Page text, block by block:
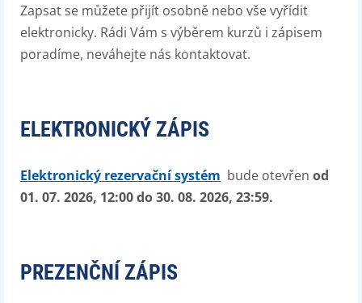
Zapsat se můžete přijít osobně nebo vše vyřídit
elektronicky. Rádi Vám s výběrem kurzů i zápisem
poradíme, neváhejte nás kontaktovat.
ELEKTRONICKÝ ZÁPIS
Elektronický rezervační systém bude otevřen od
01. 07. 2026, 12:00 do 30. 08. 2026, 23:59.
PREZENČNÍ ZÁPIS